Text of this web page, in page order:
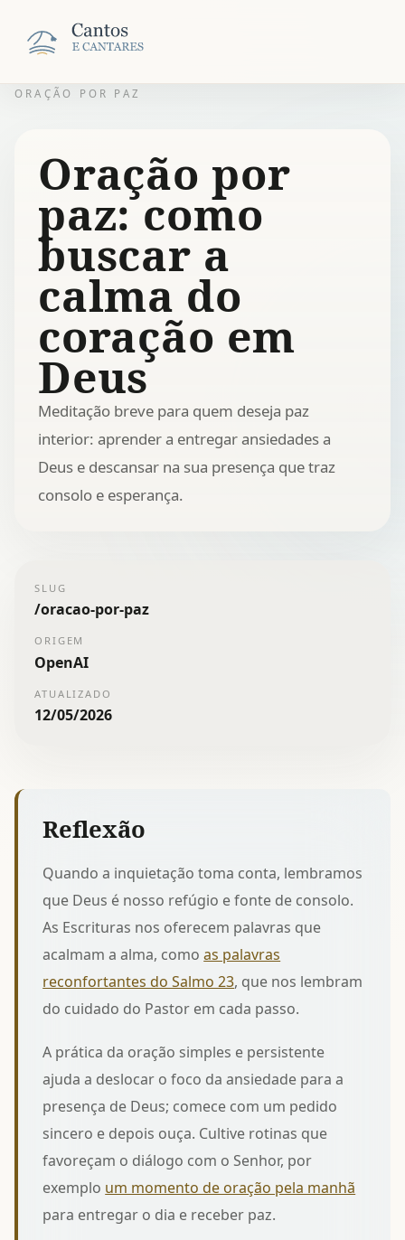
ORAÇÃO POR PAZ
Oração por
paz: como
buscar a
calma do
coração em
Deus
Meditação breve para quem deseja paz
interior: aprender a entregar ansiedades a
Deus e descansar na sua presença que traz
consolo e esperança.
SLUG
/oracao-por-paz
ORIGEM
OpenAI
ATUALIZADO
12/05/2026
Reflexão
Quando a inquietação toma conta, lembramos
que Deus é nosso refúgio e fonte de consolo.
As Escrituras nos oferecem palavras que
acalmam a alma, comoas palavras
reconfortantes do Salmo 23, que nos lembram
do cuidado do Pastor em cada passo.
A prática da oração simples e persistente
ajuda a deslocar o foco da ansiedade para a
presença de Deus; comece com um pedido
sincero e depois ouça. Cultive rotinas que
favoreçam o diálogo com o Senhor, por
exemplo um momento de oração pela manhã
para entregar o dia e receber paz.